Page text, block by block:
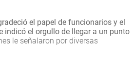
el papel de funcionarios y el
indicó el orgullo de llegar a un punto
le señalaron por diversas